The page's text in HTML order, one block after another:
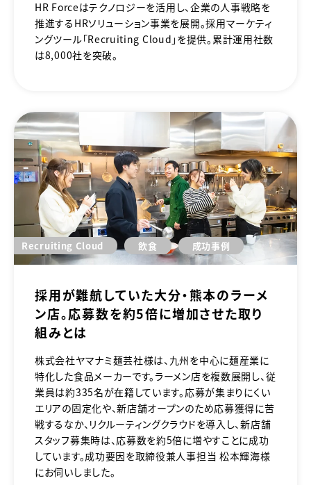
HR Forceはテクノロジーを活用し、企業の人事戦略を
推進するHRソリューション事業を展開。採用マーケティ
ングツール「Recruiting Cloud」を提供。累計運用社数
は8,000社を突破。
Recruiting Cloud 飲食 成功事例
採用が難航していた大分・熊本のラーメ
ン店。応募数を約5倍に増加させた取り
組みとは
株式会社ヤマナミ麺芸社様は、九州を中心に麺産業に
特化した食品メーカーです。ラーメン店を複数展開し、従
業員は約335名が在籍しています。応募が集まりにくい
エリアの固定化や、新店舗オープンのため応募獲得に苦
戦するなか、リクルーティングクラウドを導入し、新店舗
スタッフ募集時は、応募数を約5倍に増やすことに成功
しています。成功要因を取締役兼人事担当 松本輝海様
にお伺いしました。